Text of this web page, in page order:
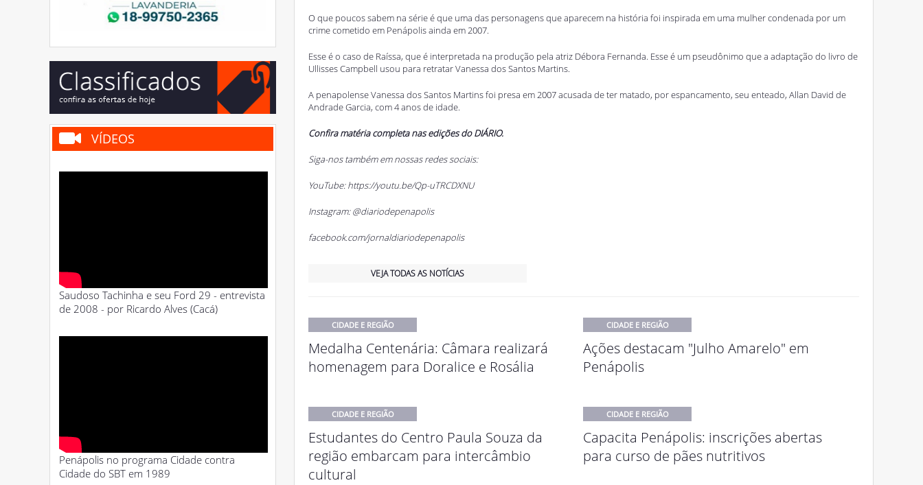
VÍDEOS
Saudoso Tachinha e seu Ford 29 - entrevista
de 2008 - por Ricardo Alves (Cacá)
Penápolis no programa Cidade contra
Cidade do SBT em 1989
O que poucos sabem na série é que uma das personagens que aparecem na história foi inspirada em uma mulher condenada por um
crime cometido em Penápolis ainda em 2007.
Esse é o caso de Raíssa, que é interpretada na produção pela atriz Débora Fernanda. Esse é um pseudônimo que a adaptação do livro de
Ullisses Campbell usou para retratar Vanessa dos Santos Martins.
A penapolense Vanessa dos Santos Martins foi presa em 2007 acusada de ter matado, por espancamento, seu enteado, Allan David de
Andrade Garcia, com 4 anos de idade.
Confira matéria completa nas edições do DIÁRIO.
Siga-nos também em nossas redes sociais:
YouTube:https://youtu.be/Qp-uTRCDXNU
Instagram: @diariodepenapolis
facebook.com/jornaldiariodepenapolis
VEJA TODAS AS NOTÍCIAS
CIDADE E REGIÃO
Medalha Centenária: Câmara realizará
homenagem para Doralice e Rosália
CIDADE E REGIÃO
Ações destacam "Julho Amarelo" em
Penápolis
CIDADE E REGIÃO
Estudantes do Centro Paula Souza da
região embarcam para intercâmbio
cultural
CIDADE E REGIÃO
Capacita Penápolis: inscrições abertas
para curso de pães nutritivos